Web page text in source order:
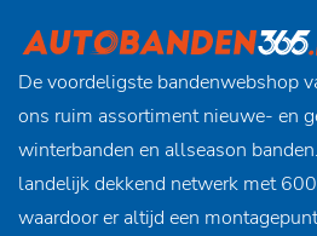
De voordeligste bandenwebshop
ons ruim assortiment nieuwe- en
winterbanden en allseason
landelijk dekkend netwerk met
waardoor er altijd een